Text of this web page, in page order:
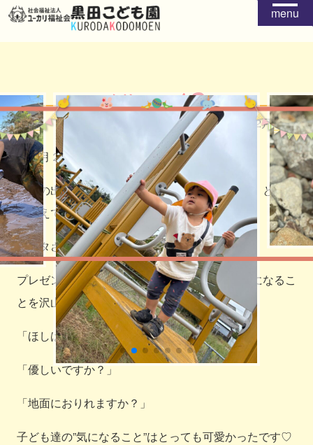
menu
クリスマス会
2022年12月24日
１２月２３日(金)、クリスマス会がありました。
職員の出し物が終わると、シャンシャンシャン♩と音が
聞こえてきました。
サンタさんの登場です
プレゼントを貰ったり、質問タイムを設けて気になるこ
とを沢山聞きましたよ。
「ほしはとべますか？」
「優しいですか？」
「地面におりれますか？」
子ども達の”気になること”はとっても可愛かったです♡